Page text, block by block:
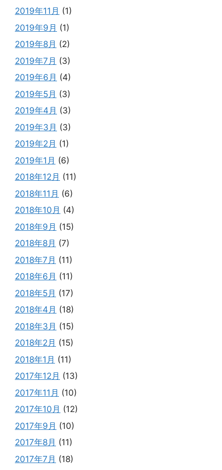
2019年11月 (1)
2019年9月 (1)
2019年8月 (2)
2019年7月 (3)
2019年6月 (4)
2019年5月 (3)
2019年4月 (3)
2019年3月 (3)
2019年2月 (1)
2019年1月 (6)
2018年12月 (11)
2018年11月 (6)
2018年10月 (4)
2018年9月 (15)
2018年8月 (7)
2018年7月 (11)
2018年6月 (11)
2018年5月 (17)
2018年4月 (18)
2018年3月 (15)
2018年2月 (15)
2018年1月 (11)
2017年12月 (13)
2017年11月 (10)
2017年10月 (12)
2017年9月 (10)
2017年8月 (11)
2017年7月 (18)